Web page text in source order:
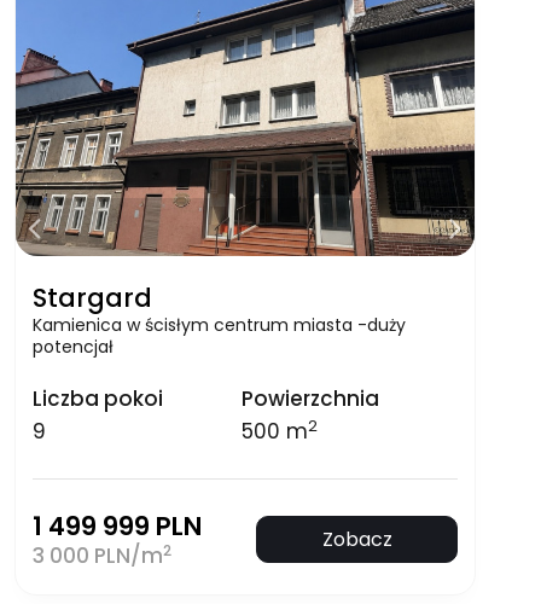
Stargard
Kamienica w ścisłym centrum miasta -duży
potencjał
Liczba pokoi
9
Powierzchnia
500 m2
1 499 999 PLN
3 000 PLN/m2 Zobacz